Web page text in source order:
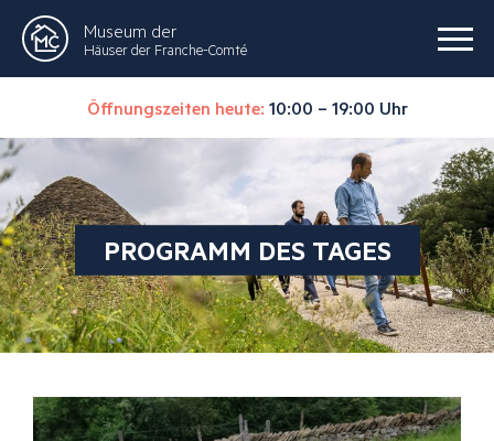
Museum der
Häuser der Franche-Comté
Öffnungszeiten heute: 10:00 – 19:00 Uhr
PROGRAMM DES TAGES